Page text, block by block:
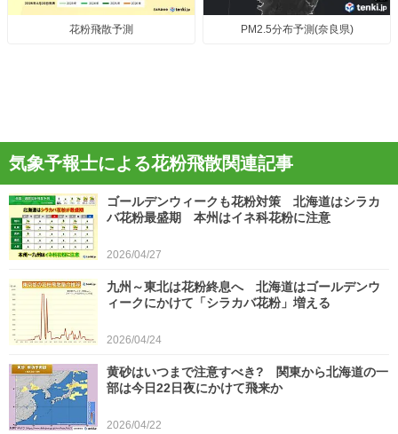
花粉飛散予測 PM2.5分布予測(奈良県)
気象予報士による花粉飛散関連記事
ゴールデンウィークも花粉対策 北海道はシラカ
バ花粉最盛期 本州はイネ科花粉に注意
2026/04/27
九州～東北は花粉終息へ 北海道はゴールデンウ
ィークにかけて「シラカバ花粉」増える
2026/04/24
黄砂はいつまで注意すべき? 関東から北海道の一
部は今日22日夜にかけて飛来か
2026/04/22